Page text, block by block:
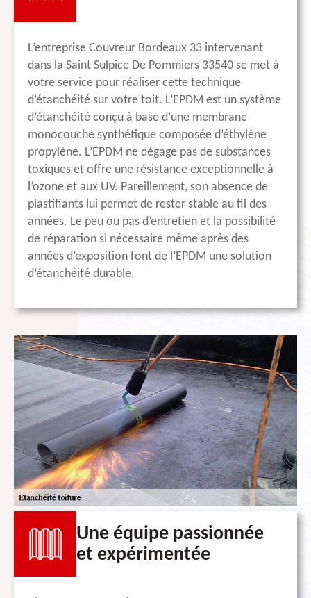
L’entreprise Couvreur Bordeaux 33 intervenant
dans la Saint Sulpice De Pommiers 33540 se met à
votre service pour réaliser cette technique
d’étanchéité sur votre toit. L’EPDM est un système
d’étanchéité conçu à base d’une membrane
monocouche synthétique composée d’éthylène
propylène. L’EPDM ne dégage pas de substances
toxiques et offre une résistance exceptionnelle à
l’ozone et aux UV. Pareillement, son absence de
plastifiants lui permet de rester stable au fil des
années. Le peu ou pas d’entretien et la possibilité
de réparation si nécessaire même après des
années d’exposition font de l’EPDM une solution
d’étanchéité durable.
Une équipe passionnée
et expérimentée